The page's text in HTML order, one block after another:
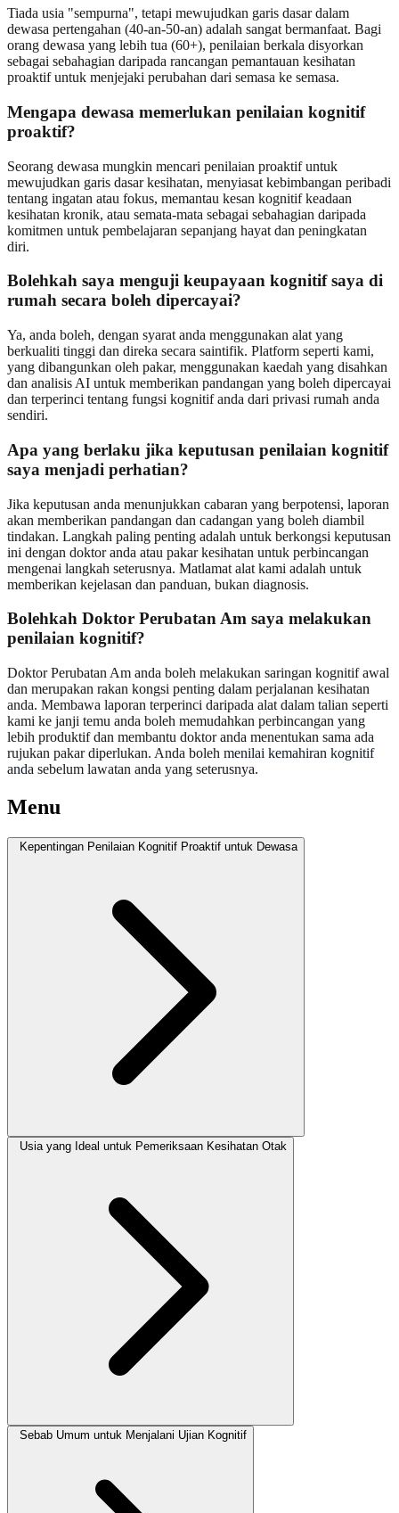
Tiada usia "sempurna", tetapi mewujudkan garis dasar dalam
dewasa pertengahan (40-an-50-an) adalah sangat bermanfaat. Bagi
orang dewasa yang lebih tua (60+), penilaian berkala disyorkan
sebagai sebahagian daripada rancangan pemantauan kesihatan
proaktif untuk menjejaki perubahan dari semasa ke semasa.
Mengapa dewasa memerlukan penilaian kognitif
proaktif?
Seorang dewasa mungkin mencari penilaian proaktif untuk
mewujudkan garis dasar kesihatan, menyiasat kebimbangan peribadi
tentang ingatan atau fokus, memantau kesan kognitif keadaan
kesihatan kronik, atau semata-mata sebagai sebahagian daripada
komitmen untuk pembelajaran sepanjang hayat dan peningkatan
diri.
Bolehkah saya menguji keupayaan kognitif saya di
rumah secara boleh dipercayai?
Ya, anda boleh, dengan syarat anda menggunakan alat yang
berkualiti tinggi dan direka secara saintifik. Platform seperti kami,
yang dibangunkan oleh pakar, menggunakan kaedah yang disahkan
dan analisis AI untuk memberikan pandangan yang boleh dipercayai
dan terperinci tentang fungsi kognitif anda dari privasi rumah anda
sendiri.
Apa yang berlaku jika keputusan penilaian kognitif
saya menjadi perhatian?
Jika keputusan anda menunjukkan cabaran yang berpotensi, laporan
akan memberikan pandangan dan cadangan yang boleh diambil
tindakan. Langkah paling penting adalah untuk berkongsi keputusan
ini dengan doktor anda atau pakar kesihatan untuk perbincangan
mengenai langkah seterusnya. Matlamat alat kami adalah untuk
memberikan kejelasan dan panduan, bukan diagnosis.
Bolehkah Doktor Perubatan Am saya melakukan
penilaian kognitif?
Doktor Perubatan Am anda boleh melakukan saringan kognitif awal
dan merupakan rakan kongsi penting dalam perjalanan kesihatan
anda. Membawa laporan terperinci daripada alat dalam talian seperti
kami ke janji temu anda boleh memudahkan perbincangan yang
lebih produktif dan membantu doktor anda menentukan sama ada
rujukan pakar diperlukan. Anda boleh menilai kemahiran kognitif
anda sebelum lawatan anda yang seterusnya.
Menu
Kepentingan Penilaian Kognitif Proaktif untuk Dewasa
Usia yang Ideal untuk Pemeriksaan Kesihatan Otak
Sebab Umum untuk Menjalani Ujian Kognitif